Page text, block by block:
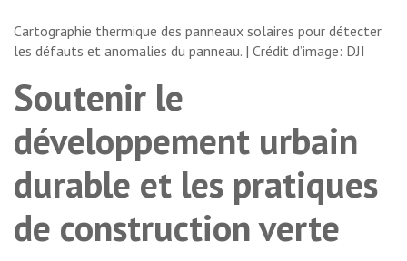
Cartographie thermique des panneaux solaires pour détecter
les défauts et anomalies du panneau. | Crédit d’image: DJI
Soutenir le
développement urbain
durable et les pratiques
de construction verte